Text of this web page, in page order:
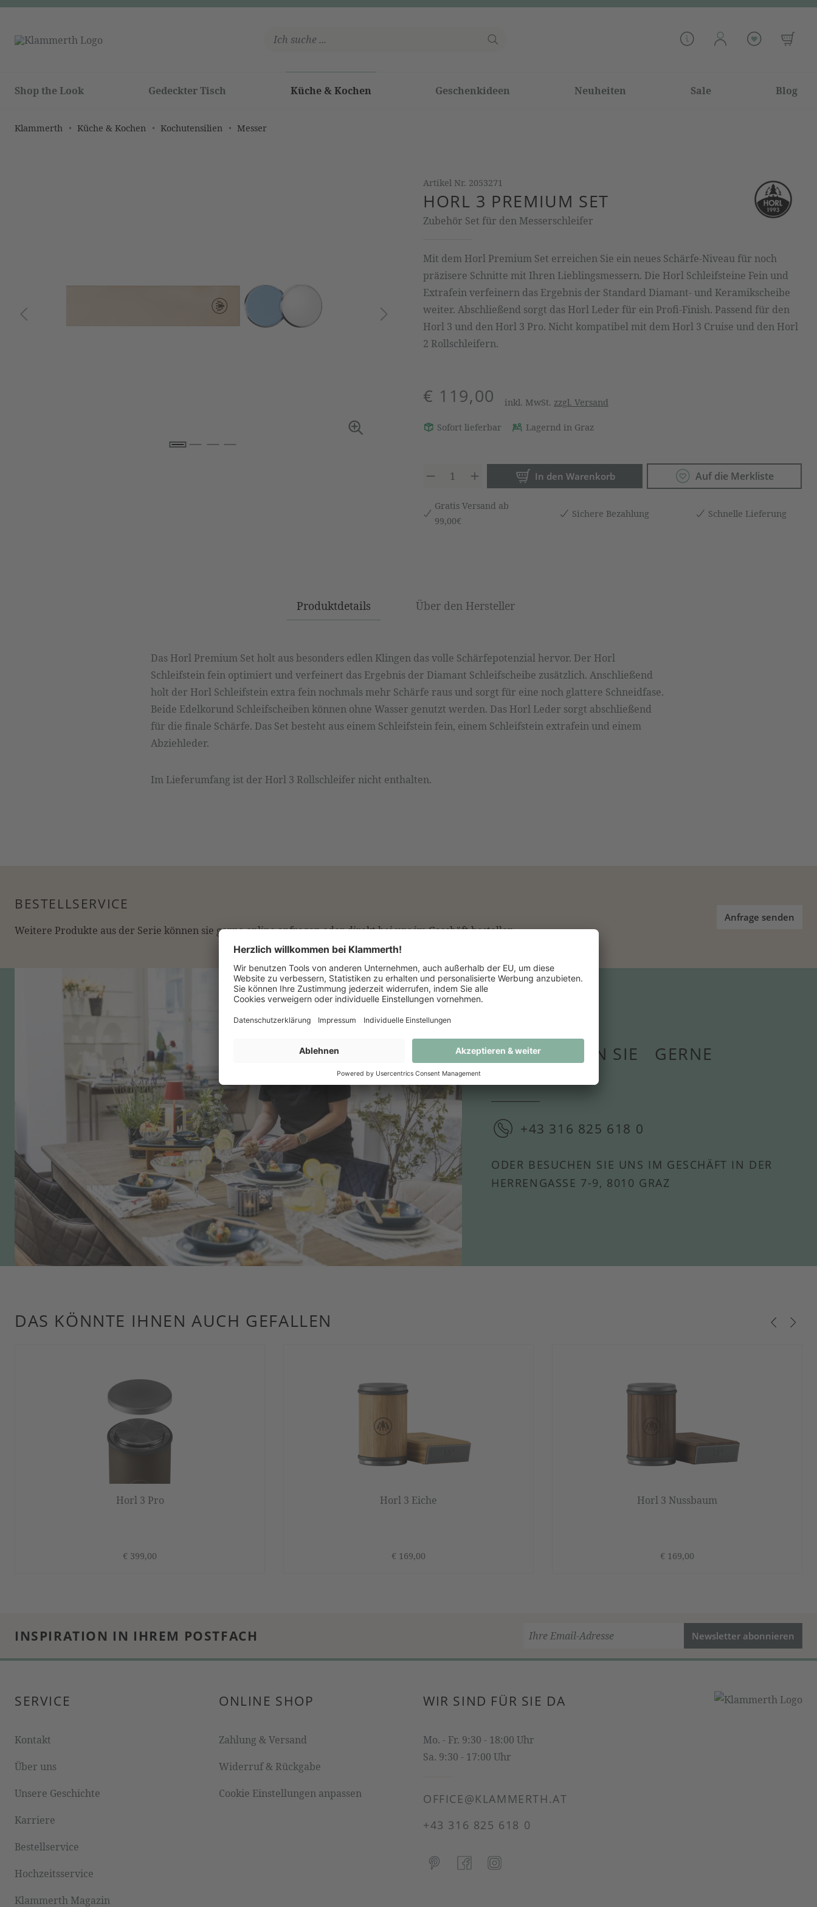
Shop the Look Gedeckter Tisch Küche & Kochen Geschenkideen Neuheiten Sale Blog
Klammerth Küche & Kochen Kochutensilien Messer
Artikel Nr. 2053271
HORL 3 PREMIUM SET
Zubehör Set für den Messerschleifer
Mit dem Horl Premium Set erreichen Sie ein neues Schärfe-Niveau für noch
präzisere Schnitte mit Ihren Lieblingsmessern. Die Horl Schleifsteine Fein und
Extrafein verfeinern das Ergebnis der Standard Diamant- und Keramikscheibe
weiter. Abschließend sorgt das Horl Leder für ein Profi-Finish. Passend für den
Horl 3 und den Horl 3 Pro. Nicht kompatibel mit dem Horl 3 Cruise und den Horl
2 Rollschleifern.
€ 119,00 inkl. MwSt. zzgl. Versand
Sofort lieferbar Lagernd in Graz
Produkt Anzahl: Gib den gewünschten Wert
In den Warenkorb Auf die Merkliste
Gratis Versand ab
99,00€
Sichere Bezahlung Schnelle Lieferung
Produktdetails Über den Hersteller
Das Horl Premium Set holt aus besonders edlen Klingen das volle Schärfepotenzial hervor. Der Horl
Schleifstein fein optimiert und verfeinert das Ergebnis der Diamant Schleifscheibe zusätzlich. Anschließend
holt der Horl Schleifstein extra fein nochmals mehr Schärfe raus und sorgt für eine noch glattere Schneidfase.
Beide Edelkorund Schleifscheiben können ohne Wasser genutzt werden. Das Horl Leder sorgt abschließend
für die finale Schärfe. Das Set besteht aus einem Schleifstein fein, einem Schleifstein extrafein und einem
Abziehleder.
Im Lieferumfang ist der Horl 3 Rollschleifer nicht enthalten.
BESTELLSERVICE
Weitere Produkte aus der Serie können sie gerne online anfragen oder direkt bei uns im Geschäft bestellen.
Anfrage senden
WIR BERATEN SIE GERNE
PERSÖNLICH
+43 316 825 618 0
ODER BESUCHEN SIE UNS IM GESCHÄFT IN DER
HERRENGASSE 7-9, 8010 GRAZ
DAS KÖNNTE IHNEN AUCH GEFALLEN
Horl 3 Pro
€ 399,00
Horl 3 Eiche
€ 169,00
Horl 3 Nussbaum
€ 169,00
INSPIRATION IN IHREM POSTFACH Newsletter abonnieren
SERVICE
Kontakt
Über uns
Unsere Geschichte
Karriere
Bestellservice
Hochzeitsservice
Klammerth Magazin
ONLINE SHOP
Zahlung & Versand
Widerruf & Rückgabe
Cookie Einstellungen anpassen
WIR SIND FÜR SIE DA
Mo. - Fr. 9:30 - 18:00 Uhr
Sa. 9:30 - 17:00 Uhr
OFFICE@KLAMMERTH.AT
+43 316 825 618 0